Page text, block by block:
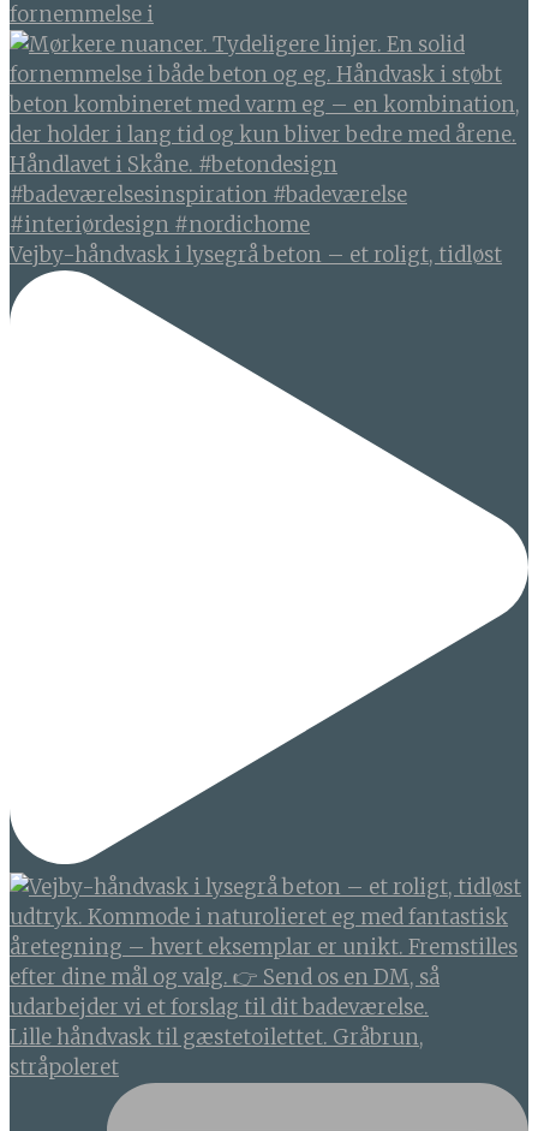
fornemmelse i
Vejby-håndvask i lysegrå beton – et roligt, tidløst
Lille håndvask til gæstetoilettet. Gråbrun,
stråpoleret